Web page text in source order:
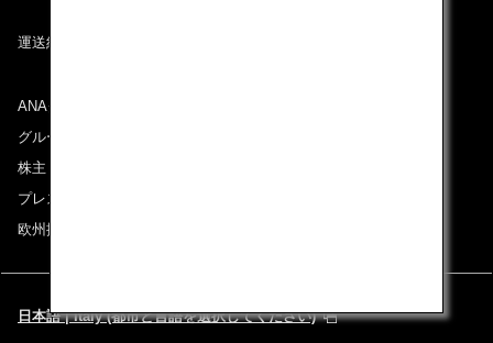
運送約款
ANAグループについて
グループ企業一覧
株主・投資家情報
プレスリリース
欧州採用情報
日本語 | Italy (都市と言語を選択してください)